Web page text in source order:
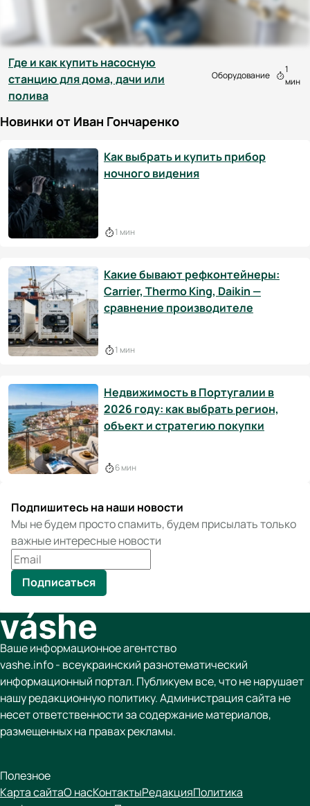
Где и как купить насосную
станцию для дома, дачи или
полива
Оборудование
1
мин
Новинки от Иван Гончаренко
Как выбрать и купить прибор
ночного видения
1 мин
Какие бывают рефконтейнеры:
Carrier, Thermo King, Daikin —
сравнение производителе
1 мин
Недвижимость в Португалии в
2026 году: как выбрать регион,
объект и стратегию покупки
6 мин
Подпишитесь на наши новости
Мы не будем просто спамить, будем присылать только
важные интересные новости
Подписаться
Ваше информационное агентство
vashe.info - всеукраинский разнотематический
информационный портал. Публикуем все, что не нарушает
нашу редакционную политику. Администрация сайта не
несет ответственности за содержание материалов,
размещенных на правах рекламы.
Полезное
Карта сайтаО насКонтактыРедакцияПолитика